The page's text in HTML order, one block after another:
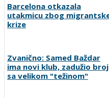
Barcelona otkazala
utakmicu zbog migrantske
krize